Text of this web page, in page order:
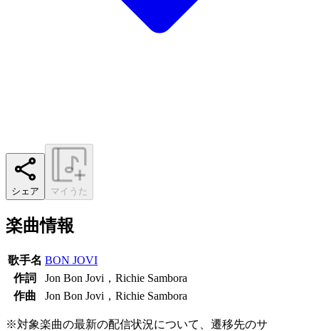
シェア マイうた
楽曲情報
歌手名 BON JOVI
作詞
Jon Bon Jovi，Richie Sambora
作曲
Jon Bon Jovi，Richie Sambora
※対象楽曲の最新の配信状況について、遷移先のサ